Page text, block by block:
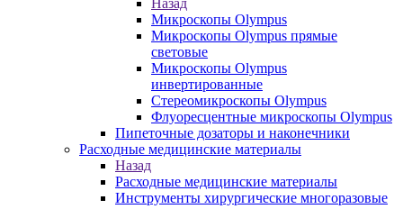
Назад
Микроскопы Olympus
Микроскопы Olympus прямые
световые
Микроскопы Olympus
инвертированные
Стереомикроскопы Olympus
Флуоресцентные микроскопы Olympus
Пипеточные дозаторы и наконечники
Расходные медицинские материалы
Назад
Расходные медицинские материалы
Инструменты хирургические многоразовые